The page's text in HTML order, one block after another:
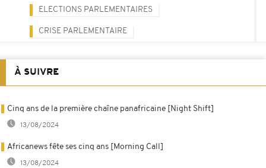
ELECTIONS PARLEMENTAIRES
CRISE PARLEMENTAIRE
À SUIVRE
Cinq ans de la première chaîne panafricaine [Night Shift]
13/08/2024
Africanews fête ses cinq ans [Morning Call]
13/08/2024